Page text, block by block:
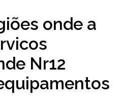
onde a
Nr12